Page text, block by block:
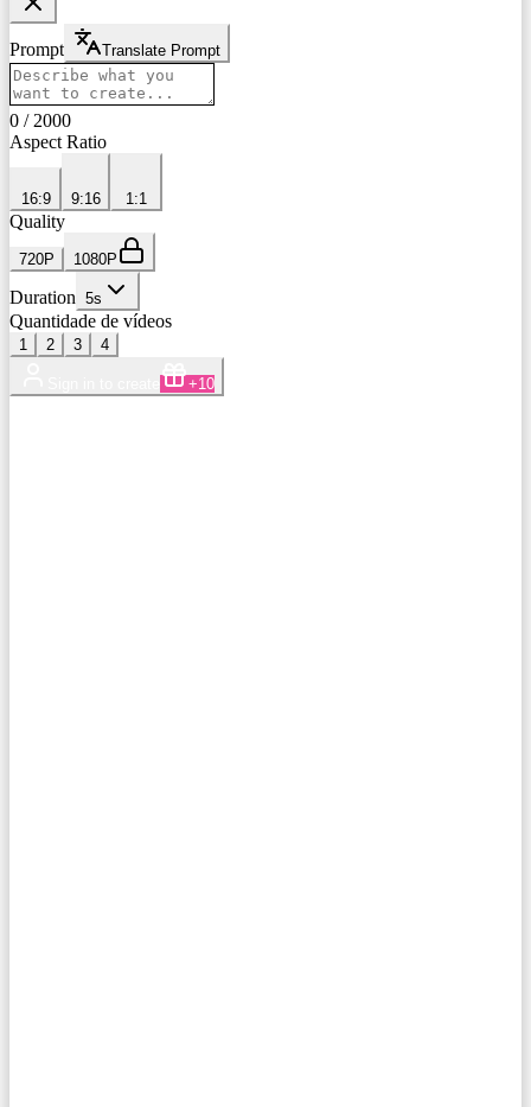
Prompt Translate Prompt
0 / 2000
Aspect Ratio
16:9 9:16 1:1
Quality
720P 1080P
Duration 5s
Quantidade de vídeos
1 2 3 4
+10